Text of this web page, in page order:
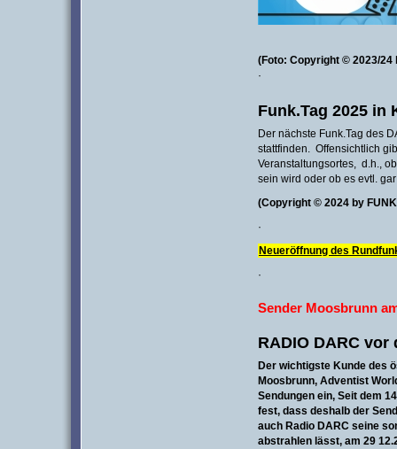
(Foto: Copyright © 2023/24
·
Funk.Tag 2025 in
Der nächste Funk.Tag des
stattfinden. Offensichtlich
Veranstaltungsortes, d.h.,
sein wird oder ob es evtl.
(Copyright © 2024 by
·
Neueröffnung des
·
Sender Moosbrunn
RADIO DARC vor
Der wichtigste Kunde des
Moosbrunn, Adventist
Sendungen ein, Seit dem
fest, dass deshalb der
auch Radio DARC seine
abstrahlen lässt, am 29